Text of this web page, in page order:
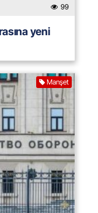
99
yeni
Manşet